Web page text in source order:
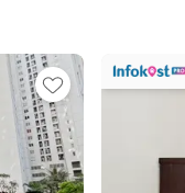
yaitu cuma 10
sementara
20 menit
publik bisa
Klender Baru
juga bisa